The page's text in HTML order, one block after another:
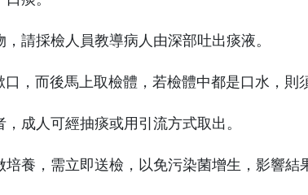
請採檢人員教導病人由深部吐出痰液。
，而後馬上取檢體，若檢體中都是口水，則
成人可經抽痰或用引流方式取出。
培養，需立即送檢，以免污染菌增生，影響結